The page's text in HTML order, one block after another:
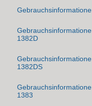
1382D
1382DS
1383